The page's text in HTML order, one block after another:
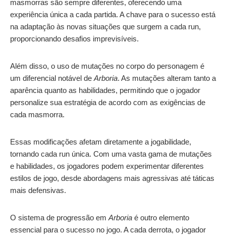
masmorras são sempre diferentes, oferecendo uma
experiência única a cada partida. A chave para o sucesso está
na adaptação às novas situações que surgem a cada run,
proporcionando desafios imprevisíveis.
Além disso, o uso de mutações no corpo do personagem é
um diferencial notável de Arboria. As mutações alteram tanto a
aparência quanto as habilidades, permitindo que o jogador
personalize sua estratégia de acordo com as exigências de
cada masmorra.
Essas modificações afetam diretamente a jogabilidade,
tornando cada run única. Com uma vasta gama de mutações
e habilidades, os jogadores podem experimentar diferentes
estilos de jogo, desde abordagens mais agressivas até táticas
mais defensivas.
O sistema de progressão em Arboria é outro elemento
essencial para o sucesso no jogo. A cada derrota, o jogador